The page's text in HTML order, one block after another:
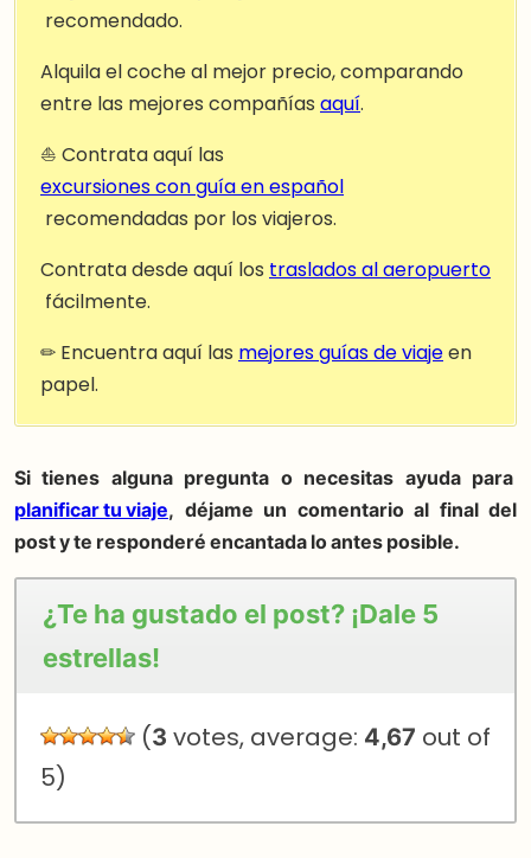
recomendado.
Alquila el coche al mejor precio, comparando
entre las mejores compañías aquí.
⛵ Contrata aquí las
excursiones con guía en español
recomendadas por los viajeros.
Contrata desde aquí los traslados al aeropuerto
fácilmente.
✏ Encuentra aquí las mejores guías de viajeen
papel.
Si tienes alguna pregunta o necesitas ayuda para
planificar tu viaje, déjame un comentario al final del
post y te responderé encantada lo antes posible.
¿Te ha gustado el post? ¡Dale 5
estrellas!
(3 votes, average: 4,67 out of
5)